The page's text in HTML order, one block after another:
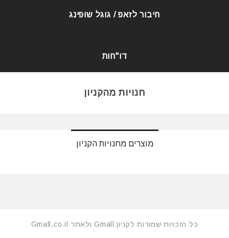
חיבור לזאפ / גוגל שופינג
דו"חות
חנויות מהקניון
מוצרים מחנויות הקניון
כל הזכויות שמורות לקניון Gmall ולאתר Gmall.co.il